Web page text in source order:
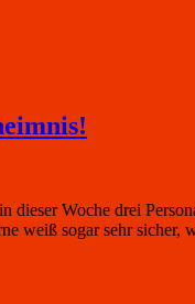
Woche drei
weiß sogar sehr